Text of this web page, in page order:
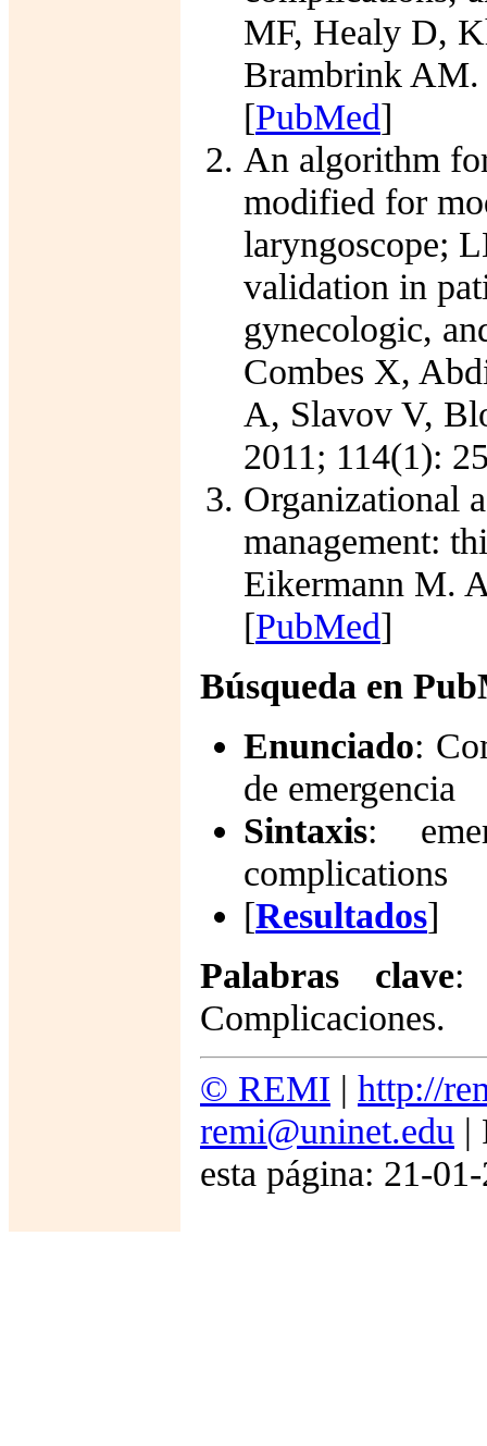
MF, Healy D,
Brambrink AM.
[PubMed]
An algorithm
modified for
laryngoscope;
validation in
gynecologic,
Combes X,
A, Slavov V,
2011; 114(1):
Organizational
management:
Eikermann M.
[PubMed]
Búsqueda en
Enunciado:
de emergencia
Sintaxis:
complications
[Resultados]
Palabras clave:
Complicaciones.
© REMI | http://
remi@uninet.edu |
esta página: 21-